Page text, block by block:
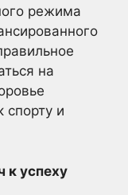
режима
на
спорту и
к успеху